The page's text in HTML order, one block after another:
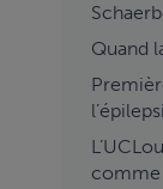
Quand
comme